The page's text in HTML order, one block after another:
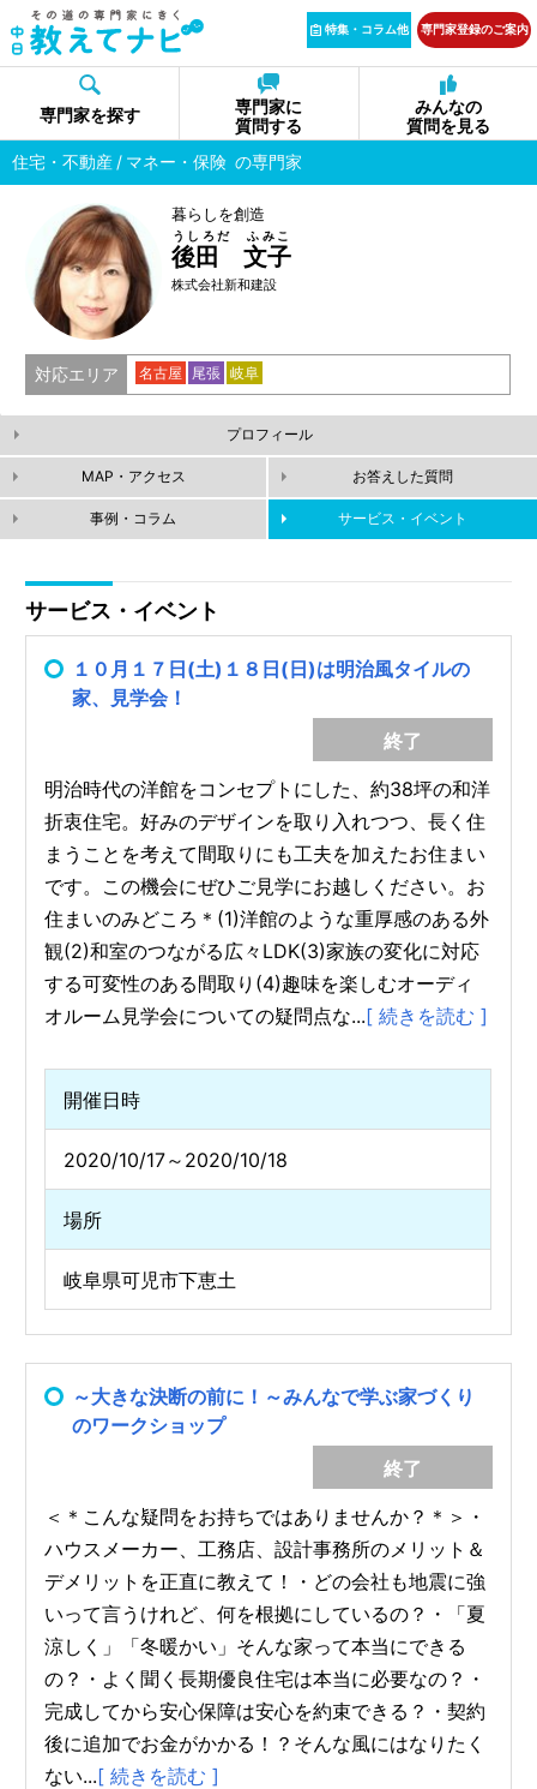
特集・コラム他 専門家登録のご案内
専門家を探す
専門家に
質問する
みんなの
質問を見る
住宅・不動産
マネー・保険 の専門家
暮らしを創造
後田 文子
うしろだ ふみこ
株式会社新和建設
対応エリア 名古屋 尾張 岐阜
プロフィール
MAP・アクセス お答えした質問
事例・コラム サービス・イベント
サービス・イベント
１０月１７日(土)１８日(日)は明治風タイルの
家、見学会！
終了
明治時代の洋館をコンセプトにした、約38坪の和洋
折衷住宅。好みのデザインを取り入れつつ、長く住
まうことを考えて間取りにも工夫を加えたお住まい
です。この機会にぜひご見学にお越しください。お
住まいのみどころ＊(1)洋館のような重厚感のある外
観(2)和室のつながる広々LDK(3)家族の変化に対応
する可変性のある間取り(4)趣味を楽しむオーディ
オルーム見学会についての疑問点な...[ 続きを読む ]
開催日時
2020/10/17～2020/10/18
場所
岐阜県可児市下恵土
～大きな決断の前に！～みんなで学ぶ家づくり
のワークショップ
終了
＜＊こんな疑問をお持ちではありませんか？＊＞・
ハウスメーカー、工務店、設計事務所のメリット＆
デメリットを正直に教えて！・どの会社も地震に強
いって言うけれど、何を根拠にしているの？・「夏
涼しく」「冬暖かい」そんな家って本当にできる
の？・よく聞く長期優良住宅は本当に必要なの？・
完成してから安心保障は安心を約束できる？・契約
後に追加でお金がかかる！？そんな風にはなりたく
ない...[ 続きを読む ]